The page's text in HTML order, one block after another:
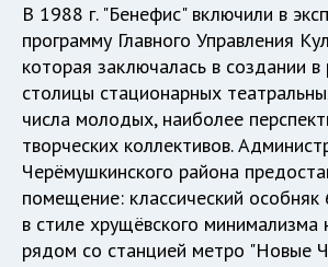
В 1988 г. "Бенефис" включили в
программу Главного Управления
которая заключалась в создании
столицы стационарных
числа молодых, наиболее
творческих коллективов.
Черёмушкинского района
помещение: классический особняк
в стиле хрущёвского минимализма
рядом со станцией метро "Новые